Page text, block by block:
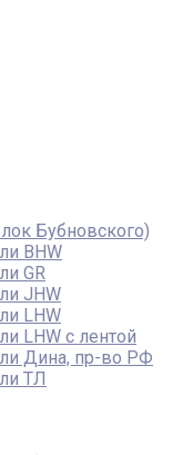
Бубновского)
BHW
GR
JHW
LHW
LHW c лентой
Дина, пр-во РФ
ТЛ